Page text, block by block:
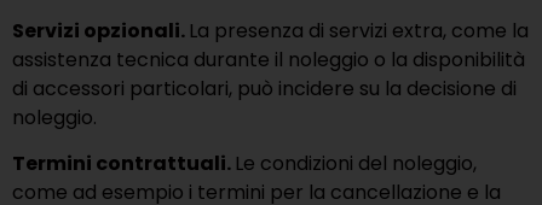
Servizi opzionali. La presenza di servizi extra, come la
assistenza tecnica durante il noleggio o la disponibilità
di accessori particolari, può incidere su la decisione di
noleggio.
Termini contrattuali. Le condizioni del noleggio,
come ad esempio i termini per la cancellazione e la